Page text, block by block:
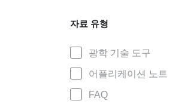
자료 유형
광학 기술 도구
어플리케이션 노트
FAQ